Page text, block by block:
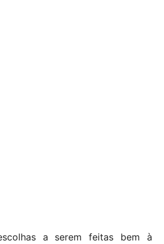
a serem feitas bem à